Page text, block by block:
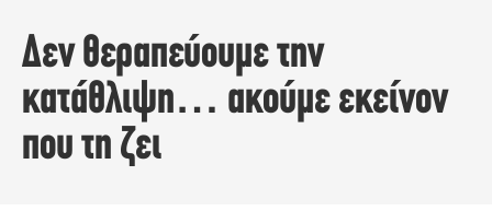
Δεν θεραπεύουμε την
κατάθλιψη… ακούμε εκείνον
που τη ζει